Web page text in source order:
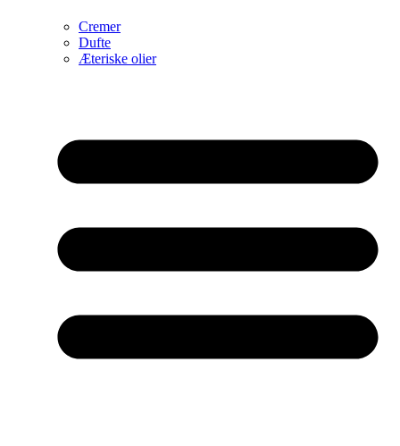
Cremer
Dufte
Æteriske olier